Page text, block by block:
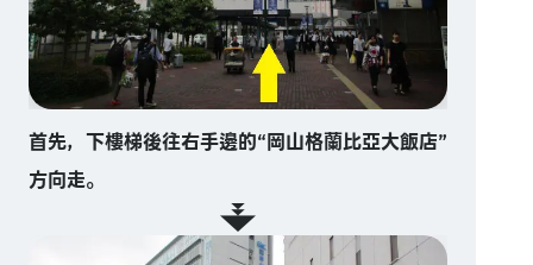
首先，下樓梯後往右手邊的“岡山格蘭比亞大飯店”
方向走。